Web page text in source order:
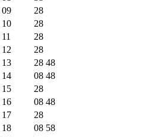
09
28
10
28
11
28
12
28
13
28 48
14
08 48
15
28
16
08 48
17
28
18
08 58